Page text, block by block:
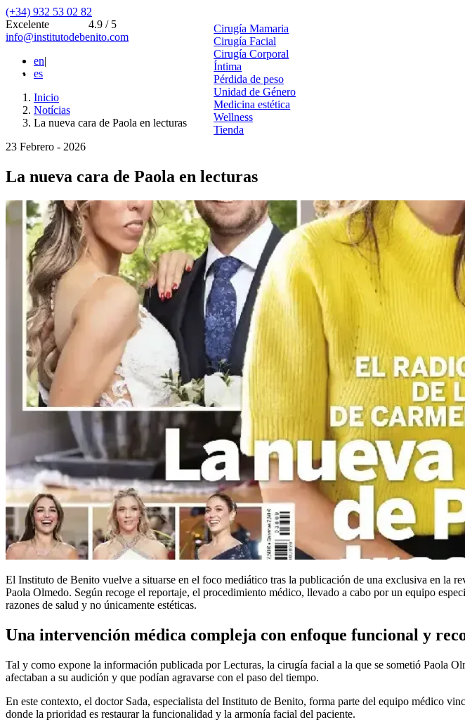
(+34) 932 53 02 82
Excelente
4.9 / 5
info@institutodebenito.com
en|
es
Cirugía Mamaria
Cirugía Facial
Cirugía Corporal
Íntima
Pérdida de peso
Unidad de Género
Medicina estética
Wellness
Tienda
Inicio
Notícias
La nueva cara de Paola en lecturas
23 Febrero - 2026
La nueva cara de Paola en lecturas
El Instituto de Benito vuelve a situarse en el foco mediático tras la publicación de una exclusiva en la
Paola Olmedo. Según recoge el reportaje, el procedimiento médico, llevado a cabo por un equipo
razones de salud y no únicamente estéticas.
Una intervención médica compleja con enfoque funcional y
Tal y como expone la información publicada por Lecturas, la cirugía facial a la que se sometió Paola
afectaban a su audición y que podían agravarse con el paso del tiempo.
En este contexto, el doctor Sada, especialista del Instituto de Benito, forma parte del equipo médico
donde la prioridad es restaurar la funcionalidad y la armonía facial del paciente.